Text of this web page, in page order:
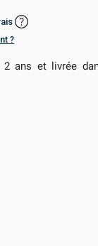
?
2 ans et livrée